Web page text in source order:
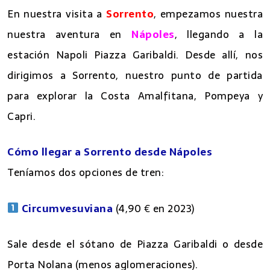
En nuestra visita a Sorrento, empezamos nuestra
nuestra aventura en Nápoles, llegando a la
estación Napoli Piazza Garibaldi. Desde allí, nos
dirigimos a Sorrento, nuestro punto de partida
para explorar la Costa Amalfitana, Pompeya y
Capri.
Cómo llegar a Sorrento desde Nápoles
Teníamos dos opciones de tren:
Circumvesuviana (4,90 € en 2023)
Sale desde el sótano de Piazza Garibaldi o desde
Porta Nolana (menos aglomeraciones).